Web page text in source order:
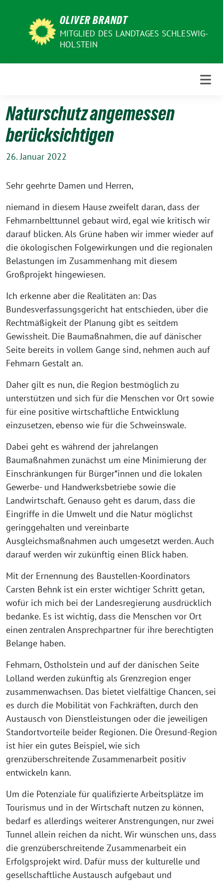
OLIVER BRANDT
MITGLIED DES LANDTAGES SCHLESWIG-
HOLSTEIN
Naturschutz angemessen
berücksichtigen
26. Januar 2022
Sehr geehrte Damen und Herren,
niemand in diesem Hause zweifelt daran, dass der
Fehmarnbelttunnel gebaut wird, egal wie kritisch wir
darauf blicken. Als Grüne haben wir immer wieder auf
die ökologischen Folgewirkungen und die regionalen
Belastungen im Zusammenhang mit diesem
Großprojekt hingewiesen.
Ich erkenne aber die Realitäten an: Das
Bundesverfassungsgericht hat entschieden, über die
Rechtmäßigkeit der Planung gibt es seitdem
Gewissheit. Die Baumaßnahmen, die auf dänischer
Seite bereits in vollem Gange sind, nehmen auch auf
Fehmarn Gestalt an.
Daher gilt es nun, die Region bestmöglich zu
unterstützen und sich für die Menschen vor Ort sowie
für eine positive wirtschaftliche Entwicklung
einzusetzen, ebenso wie für die Schweinswale.
Dabei geht es während der jahrelangen
Baumaßnahmen zunächst um eine Minimierung der
Einschränkungen für Bürger*innen und die lokalen
Gewerbe- und Handwerksbetriebe sowie die
Landwirtschaft. Genauso geht es darum, dass die
Eingriffe in die Umwelt und die Natur möglichst
geringgehalten und vereinbarte
Ausgleichsmaßnahmen auch umgesetzt werden. Auch
darauf werden wir zukünftig einen Blick haben.
Mit der Ernennung des Baustellen-Koordinators
Carsten Behnk ist ein erster wichtiger Schritt getan,
wofür ich mich bei der Landesregierung ausdrücklich
bedanke. Es ist wichtig, dass die Menschen vor Ort
einen zentralen Ansprechpartner für ihre berechtigten
Belange haben.
Fehmarn, Ostholstein und auf der dänischen Seite
Lolland werden zukünftig als Grenzregion enger
zusammenwachsen. Das bietet vielfältige Chancen, sei
es durch die Mobilität von Fachkräften, durch den
Austausch von Dienstleistungen oder die jeweiligen
Standortvorteile beider Regionen. Die Öresund-Region
ist hier ein gutes Beispiel, wie sich
grenzüberschreitende Zusammenarbeit positiv
entwickeln kann.
Um die Potenziale für qualifizierte Arbeitsplätze im
Tourismus und in der Wirtschaft nutzen zu können,
bedarf es allerdings weiterer Anstrengungen, nur zwei
Tunnel allein reichen da nicht. Wir wünschen uns, dass
die grenzüberschreitende Zusammenarbeit ein
Erfolgsprojekt wird. Dafür muss der kulturelle und
gesellschaftliche Austausch aufgebaut und